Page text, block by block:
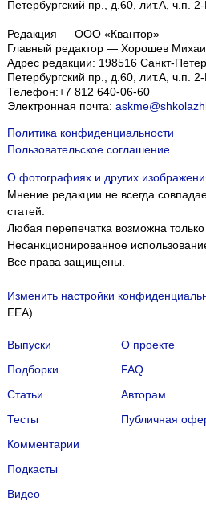
Петербургский пр., д.60, лит.А, ч.п.
Редакция — ООО «Квантор»
Главный редактор — Хорошев
Адрес редакции: 198516 Санкт-
Петербургский пр., д.60, лит.А, ч.п.
Телефон:+7 812 640-06-60
Электронная почта:
Политика конфиденциальности
Пользовательское соглашение
О фотографиях и других
Мнение редакции не всегда
статей.
Любая перепечатка возможна только
Несанкционированное
Все права защищены.
Изменить настройки
EEA)
Выпуски
Подборки
Статьи
Тесты
Комментарии
Подкасты
Видео
О проекте
FAQ
Авторам
Публичная